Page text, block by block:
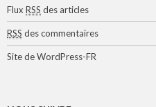
Flux RSS des articles
RSS des commentaires
Site de WordPress-FR